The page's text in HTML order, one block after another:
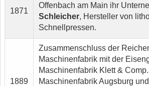
1871
Offenbach am Main ihr
Schleicher, Hersteller von
Schnellpressen.
1889
Zusammenschluss der
Maschinenfabrik mit der
Maschinenfabrik Klett &
Maschinenfabrik Augsburg und